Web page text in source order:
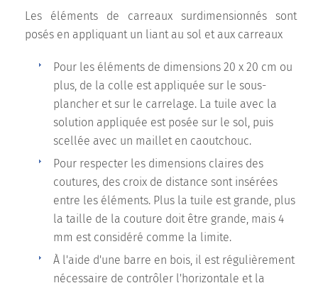
Les éléments de carreaux surdimensionnés sont
posés en appliquant un liant au sol et aux carreaux
Pour les éléments de dimensions 20 x 20 cm ou
plus, de la colle est appliquée sur le sous-
plancher et sur le carrelage. La tuile avec la
solution appliquée est posée sur le sol, puis
scellée avec un maillet en caoutchouc.
Pour respecter les dimensions claires des
coutures, des croix de distance sont insérées
entre les éléments. Plus la tuile est grande, plus
la taille de la couture doit être grande, mais 4
mm est considéré comme la limite.
À l'aide d'une barre en bois, il est régulièrement
nécessaire de contrôler l'horizontale et la